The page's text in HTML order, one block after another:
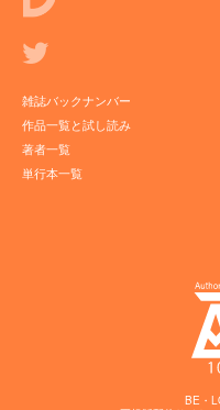
雑誌バックナンバー
作品一覧と試し読み
著者一覧
単行本一覧
BE・